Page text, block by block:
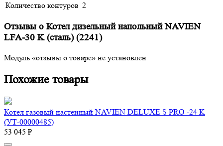
Количество контуров 2
Отзывы о Котел дизельный напольный NAVIEN
LFA-30 K (сталь) (2241)
Модуль «отзывы о товаре» не установлен
Похожие товары
Котел газовый настенный NAVIEN DELUXE S PRO -24 K
(УТ-00000485)
53 045 ₽